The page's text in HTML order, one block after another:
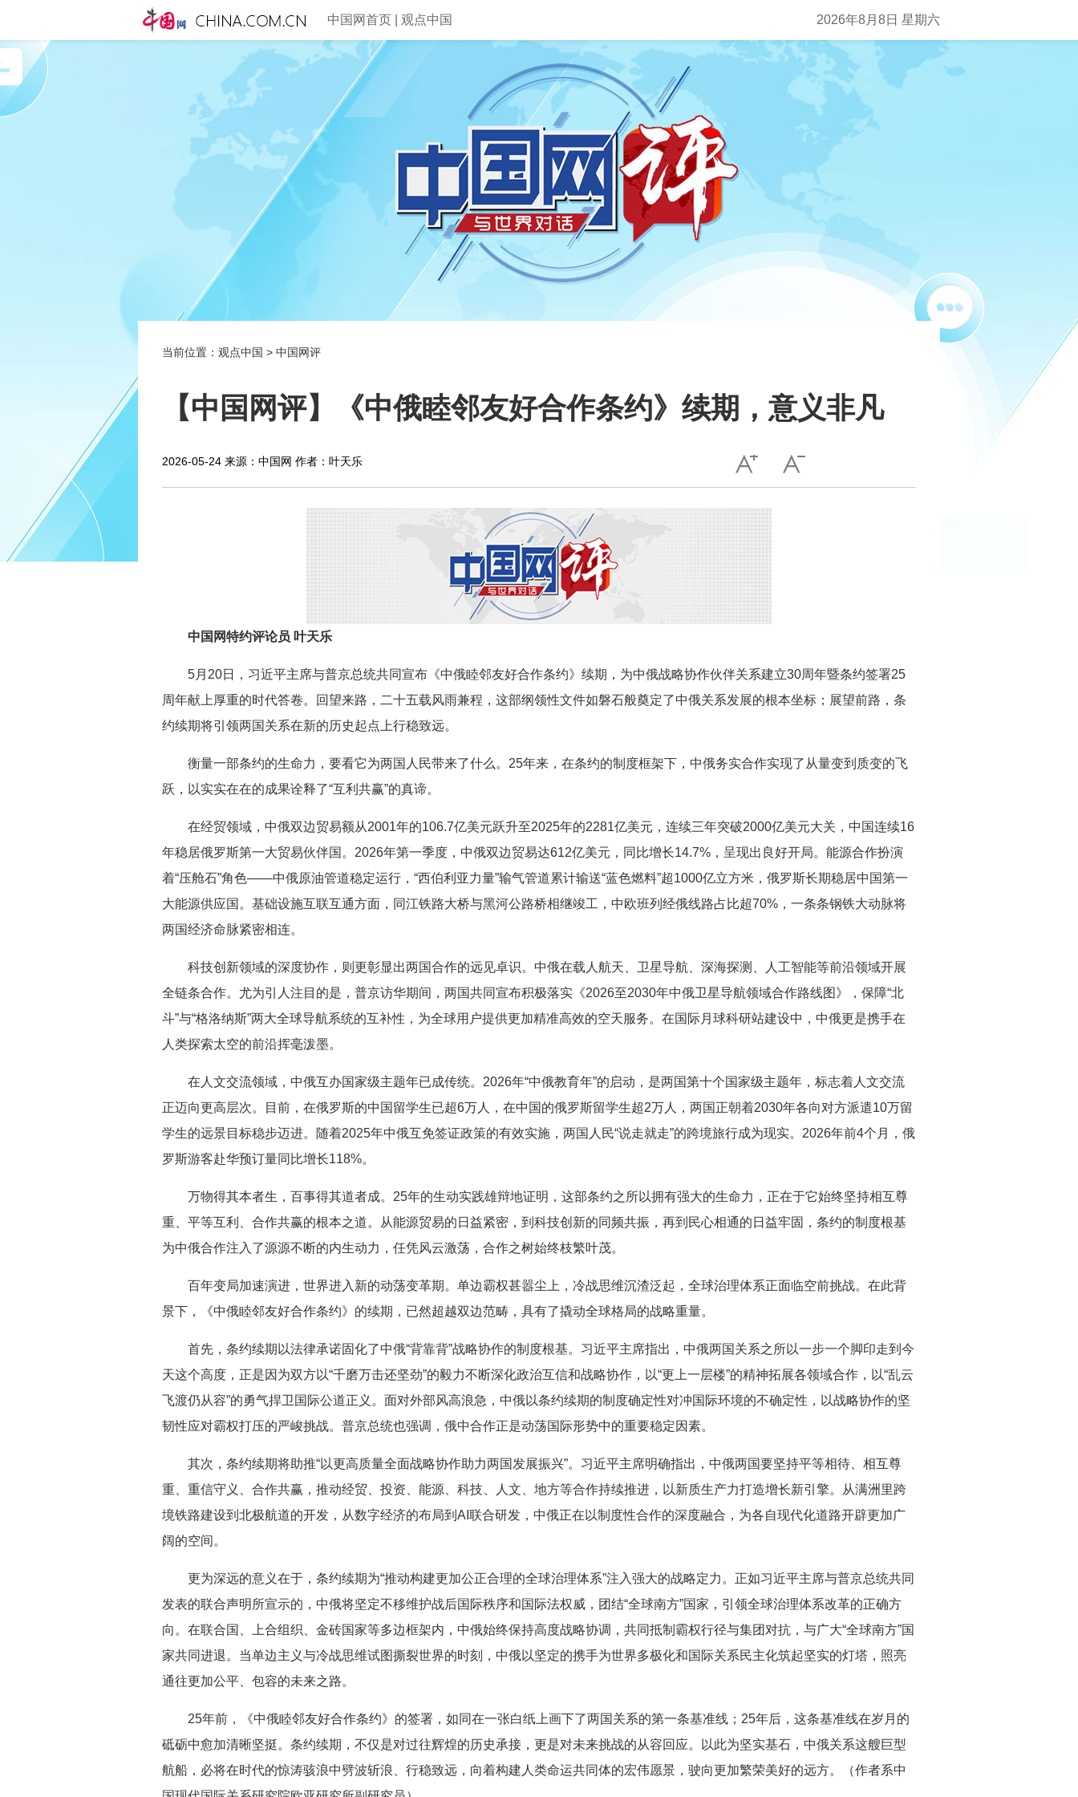
中国网首页 观点中国 2026年8月8日 星期六
当前位置： 观点中国 > 中国网评
【中国网评】《中俄睦邻友好合作条约》续期，意义非凡
2026-05-24 来源：中国网 作者：叶天乐
中国网特约评论员 叶天乐
5月20日，习近平主席与普京总统共同宣布《中俄睦邻友好合作条约》续期，为中俄战略协作伙伴关系建立30周年暨条约签署25
周年献上厚重的时代答卷。回望来路，二十五载风雨兼程，这部纲领性文件如磐石般奠定了中俄关系发展的根本坐标；展望前路，条
约续期将引领两国关系在新的历史起点上行稳致远。
衡量一部条约的生命力，要看它为两国人民带来了什么。25年来，在条约的制度框架下，中俄务实合作实现了从量变到质变的飞
跃，以实实在在的成果诠释了“互利共赢”的真谛。
在经贸领域，中俄双边贸易额从2001年的106.7亿美元跃升至2025年的2281亿美元，连续三年突破2000亿美元大关，中国连续16
年稳居俄罗斯第一大贸易伙伴国。2026年第一季度，中俄双边贸易达612亿美元，同比增长14.7%，呈现出良好开局。能源合作扮演
着“压舱石”角色——中俄原油管道稳定运行，“西伯利亚力量”输气管道累计输送“蓝色燃料”超1000亿立方米，俄罗斯长期稳居中国第一
大能源供应国。基础设施互联互通方面，同江铁路大桥与黑河公路桥相继竣工，中欧班列经俄线路占比超70%，一条条钢铁大动脉将
两国经济命脉紧密相连。
科技创新领域的深度协作，则更彰显出两国合作的远见卓识。中俄在载人航天、卫星导航、深海探测、人工智能等前沿领域开展
全链条合作。尤为引人注目的是，普京访华期间，两国共同宣布积极落实《2026至2030年中俄卫星导航领域合作路线图》，保障“北
斗”与“格洛纳斯”两大全球导航系统的互补性，为全球用户提供更加精准高效的空天服务。在国际月球科研站建设中，中俄更是携手在
人类探索太空的前沿挥毫泼墨。
在人文交流领域，中俄互办国家级主题年已成传统。2026年“中俄教育年”的启动，是两国第十个国家级主题年，标志着人文交流
正迈向更高层次。目前，在俄罗斯的中国留学生已超6万人，在中国的俄罗斯留学生超2万人，两国正朝着2030年各向对方派遣10万留
学生的远景目标稳步迈进。随着2025年中俄互免签证政策的有效实施，两国人民“说走就走”的跨境旅行成为现实。2026年前4个月，俄
罗斯游客赴华预订量同比增长118%。
万物得其本者生，百事得其道者成。25年的生动实践雄辩地证明，这部条约之所以拥有强大的生命力，正在于它始终坚持相互尊
重、平等互利、合作共赢的根本之道。从能源贸易的日益紧密，到科技创新的同频共振，再到民心相通的日益牢固，条约的制度根基
为中俄合作注入了源源不断的内生动力，任凭风云激荡，合作之树始终枝繁叶茂。
百年变局加速演进，世界进入新的动荡变革期。单边霸权甚嚣尘上，冷战思维沉渣泛起，全球治理体系正面临空前挑战。在此背
景下，《中俄睦邻友好合作条约》的续期，已然超越双边范畴，具有了撬动全球格局的战略重量。
首先，条约续期以法律承诺固化了中俄“背靠背”战略协作的制度根基。习近平主席指出，中俄两国关系之所以一步一个脚印走到今
天这个高度，正是因为双方以“千磨万击还坚劲”的毅力不断深化政治互信和战略协作，以“更上一层楼”的精神拓展各领域合作，以“乱云
飞渡仍从容”的勇气捍卫国际公道正义。面对外部风高浪急，中俄以条约续期的制度确定性对冲国际环境的不确定性，以战略协作的坚
韧性应对霸权打压的严峻挑战。普京总统也强调，俄中合作正是动荡国际形势中的重要稳定因素。
其次，条约续期将助推“以更高质量全面战略协作助力两国发展振兴”。习近平主席明确指出，中俄两国要坚持平等相待、相互尊
重、重信守义、合作共赢，推动经贸、投资、能源、科技、人文、地方等合作持续推进，以新质生产力打造增长新引擎。从满洲里跨
境铁路建设到北极航道的开发，从数字经济的布局到AI联合研发，中俄正在以制度性合作的深度融合，为各自现代化道路开辟更加广
阔的空间。
更为深远的意义在于，条约续期为“推动构建更加公正合理的全球治理体系”注入强大的战略定力。正如习近平主席与普京总统共同
发表的联合声明所宣示的，中俄将坚定不移维护战后国际秩序和国际法权威，团结“全球南方”国家，引领全球治理体系改革的正确方
向。在联合国、上合组织、金砖国家等多边框架内，中俄始终保持高度战略协调，共同抵制霸权行径与集团对抗，与广大“全球南方”国
家共同进退。当单边主义与冷战思维试图撕裂世界的时刻，中俄以坚定的携手为世界多极化和国际关系民主化筑起坚实的灯塔，照亮
通往更加公平、包容的未来之路。
25年前，《中俄睦邻友好合作条约》的签署，如同在一张白纸上画下了两国关系的第一条基准线；25年后，这条基准线在岁月的
砥砺中愈加清晰坚挺。条约续期，不仅是对过往辉煌的历史承接，更是对未来挑战的从容回应。以此为坚实基石，中俄关系这艘巨型
航船，必将在时代的惊涛骇浪中劈波斩浪、行稳致远，向着构建人类命运共同体的宏伟愿景，驶向更加繁荣美好的远方。（作者系中